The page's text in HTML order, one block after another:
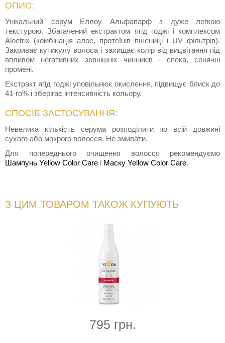
ОПИС:
Унікальний серум Еллоу Альфапарф з дуже легкою
текстурою. Збагачений екстрактом ягід годжі і комплексом
Aloetrix (комбінація алое, протеїнів пшениці і UV фільтрів).
Закриває кутикулу волоса і захищає колір від вицвітання під
впливом негативних зовнішніх чинників - спека, сонячні
промені.
Екстракт ягід годжі уповільнює окислення, підвищує блиск до
41-го% і зберігає інтенсивність кольору.
СПОСІБ ЗАСТОСУВАННЯ:
Невелика кількість серума розподілити по всій довжині
сухого або мокрого волосся. Не змивати.
Для попереднього очищення волосся рекомендуємо
Шампунь Yellow Color Care і Маску Yellow Color Care.
З ЦИМ ТОВАРОМ ТАКОЖ КУПУЮТЬ
795 грн.